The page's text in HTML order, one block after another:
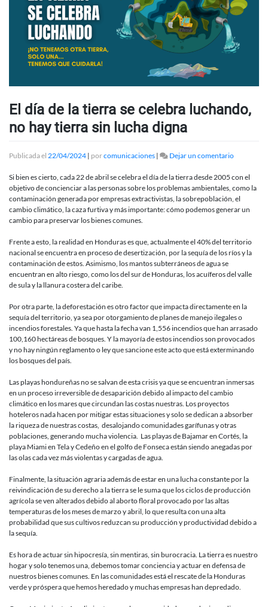
El día de la tierra se celebra luchando,
no hay tierra sin lucha digna
Publicada el 22/04/2024 | porcomunicaciones | Dejar un comentarioen
día
de
la
tierra
luchando,
no
tierra
digna
Si bien es cierto, cada 22 de abril se celebra el día de la tierra desde 2005 con el
objetivo de concienciar a las personas sobre los problemas ambientales, como la
contaminación generada por empresas extractivistas, la sobrepoblación, el
cambio climático, la caza furtiva y más importante: cómo podemos generar un
cambio para preservar los bienes comunes.
Frente a esto, la realidad en Honduras es que, actualmente el 40% del territorio
nacional se encuentra en proceso de desertización, por la sequía de los ríos y la
contaminación de estos. Asimismo, los mantos subterráneos de agua se
encuentran en alto riesgo, como los del sur de Honduras, los acuíferos del valle
de sula y la llanura costera del caribe.
Por otra parte, la deforestación es otro factor que impacta directamente en la
sequía del territorio, ya sea por otorgamiento de planes de manejo ilegales o
incendios forestales. Ya que hasta la fecha van 1,556 incendios que han arrasado
100,160 hectáreas de bosques. Y la mayoría de estos incendios son provocados
y no hay ningún reglamento o ley que sancione este acto que está exterminando
los bosques del país.
Las playas hondureñas no se salvan de esta crisis ya que se encuentran inmersas
en un proceso irreversible de desaparición debido al impacto del cambio
climático en los mares que circundan las costas nuestras. Los proyectos
hoteleros nada hacen por mitigar estas situaciones y solo se dedican a absorber
la riqueza de nuestras costas, desalojando comunidades garífunas y otras
poblaciones, generando mucha violencia. Las playas de Bajamar en Cortés, la
playa Miami en Tela y Cedeño en el golfo de Fonseca están siendo anegadas por
las olas cada vez más violentas y cargadas de agua.
Finalmente, la situación agraria además de estar en una lucha constante por la
reivindicación de su derecho a la tierra se le suma que los ciclos de producción
agrícola se ven alterados debido al aborto floral provocado por las altas
temperaturas de los meses de marzo y abril, lo que resulta con una alta
probabilidad que sus cultivos reduzcan su producción y productividad debido a
la sequía.
Es hora de actuar sin hipocresía, sin mentiras, sin burocracia. La tierra es nuestro
hogar y solo tenemos una, debemos tomar conciencia y actuar en defensa de
nuestros bienes comunes. En las comunidades está el rescate de la Honduras
verde y próspera que hemos heredado y muchas empresas han depredado.